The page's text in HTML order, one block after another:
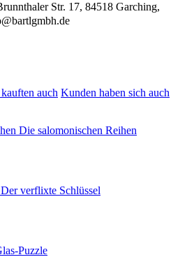
Str. 17, 84518 Garching,
auch Kunden haben sich auch
Die salomonischen Reihen
Der verflixte Schlüssel
Puzzle